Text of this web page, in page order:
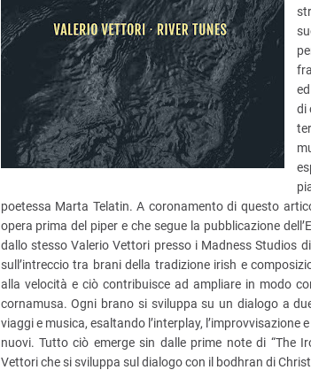
di
poetessa Marta Telatin. A coronamento di questo
opera prima del piper e che segue la pubblicazione
dallo stesso Valerio Vettori presso i Madness Studios
sull’intreccio tra brani della tradizione irish e
alla velocità e ciò contribuisce ad ampliare in modo
cornamusa. Ogni brano si sviluppa su un dialogo a
viaggi e musica, esaltando l’interplay,
nuovi. Tutto ciò emerge sin dalle prime note di “The
Vettori che si sviluppa sul dialogo con il bodhran di